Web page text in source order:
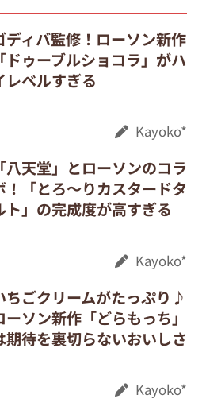
ディバ監修！ローソン新作
「ドゥーブルショコラ」がハ
レベルすぎる
Kayoko*
「八天堂」とローソンのコラ
！「とろ〜りカスタードタ
ト」の完成度が高すぎる
Kayoko*
ちごクリームがたっぷり♪
ーソン新作「どらもっち」
期待を裏切らないおいしさ
Kayoko*